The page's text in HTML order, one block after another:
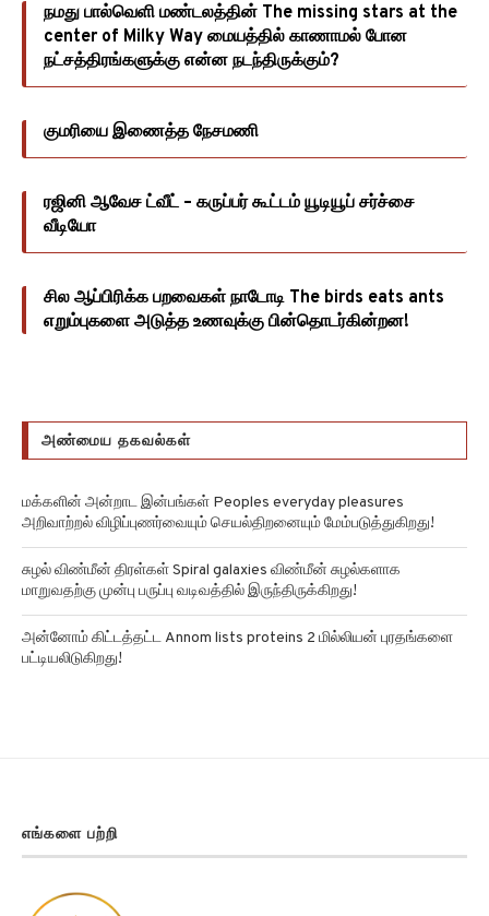
நமது பால்வெளி மண்டலத்தின் The missing stars at the
center of Milky Way மையத்தில் காணாமல் போன
நட்சத்திரங்களுக்கு என்ன நடந்திருக்கும்?
குமரியை இணைத்த நேசமணி
ரஜினி ஆவேச ட்வீட் – கருப்பர் கூட்டம் யூடியூப் சர்ச்சை
வீடியோ
சில ஆப்பிரிக்க பறவைகள் நாடோடி The birds eats ants
எறும்புகளை அடுத்த உணவுக்கு பின்தொடர்கின்றன!
அண்மைய தகவல்கள்
மக்களின் அன்றாட இன்பங்கள் Peoples everyday pleasures
அறிவாற்றல் விழிப்புணர்வையும் செயல்திறனையும் மேம்படுத்துகிறது!
சுழல் விண்மீன் திரள்கள் Spiral galaxies விண்மீன் சுழல்களாக
மாறுவதற்கு முன்பு பருப்பு வடிவத்தில் இருந்திருக்கிறது!
அன்னோம் கிட்டத்தட்ட Annom lists proteins 2 மில்லியன் புரதங்களை
பட்டியலிடுகிறது!
எங்களை பற்றி